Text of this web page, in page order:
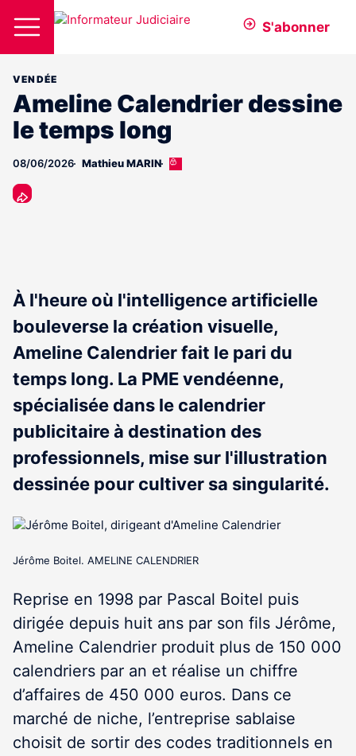
S'abonner
VENDÉE
Ameline Calendrier dessine
le temps long
08/06/2026 Mathieu MARIN
Cet
À l'heure où l'intelligence artificielle
bouleverse la création visuelle,
Ameline Calendrier fait le pari du
temps long. La PME vendéenne,
spécialisée dans le calendrier
publicitaire à destination des
professionnels, mise sur l'illustration
dessinée pour cultiver sa singularité.
Jérôme Boitel. AMELINE CALENDRIER
Reprise en 1998 par Pascal Boitel puis
dirigée depuis huit ans par son fils Jérôme,
Ameline Calendrier produit plus de 150 000
calendriers par an et réalise un chiffre
d’affaires de 450 000 euros. Dans ce
marché de niche, l’entreprise sablaise
choisit de sortir des codes traditionnels en